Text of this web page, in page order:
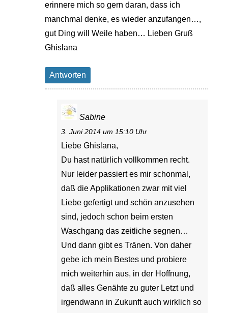
erinnere mich so gern daran, dass ich
manchmal denke, es wieder anzufangen…,
gut Ding will Weile haben… Lieben Gruß
Ghislana
Antworten
Sabine
3. Juni 2014 um 15:10 Uhr
Liebe Ghislana,
Du hast natürlich vollkommen recht.
Nur leider passiert es mir schonmal,
daß die Applikationen zwar mit viel
Liebe gefertigt und schön anzusehen
sind, jedoch schon beim ersten
Waschgang das zeitliche segnen…
Und dann gibt es Tränen. Von daher
gebe ich mein Bestes und probiere
mich weiterhin aus, in der Hoffnung,
daß alles Genähte zu guter Letzt und
irgendwann in Zukunft auch wirklich so